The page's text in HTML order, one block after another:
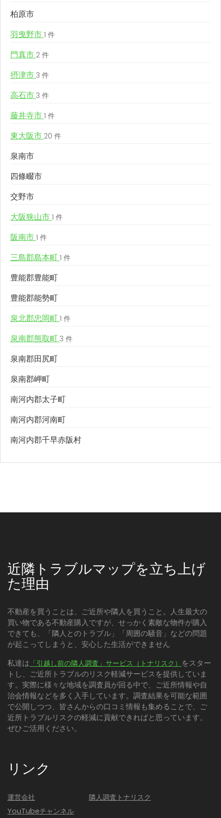
柏原市
羽曳野市 1 件
門真市 2 件
摂津市 3 件
高石市 3 件
藤井寺市 1 件
東大阪市 20 件
泉南市
四條畷市
交野市
大阪狭山市 1 件
阪南市 1 件
三島郡島本町 1 件
豊能郡豊能町
豊能郡能勢町
泉北郡忠岡町 1 件
泉南郡熊取町 3 件
泉南郡田尻町
泉南郡岬町
南河内郡太子町
南河内郡河南町
南河内郡千早赤阪村
近隣トラブルマップを立ち上げ
た理由
不動産を買うことは、ご近所や隣人を買うこと。人生最大の
買い物である不動産購入ですが、せっかく素敵な物件が購入
できても、「隣人とのトラブル」「周囲の騒音」などの問題
が起こってしまうと、安心した生活ができません
私達は 「引越し前の隣人調査」サービス（トナリスク） をスター
トし、ご近所トラブルのリスク軽減サービスを提供していま
す。実際に様々な地域を調査員が回る中で、ご近所情報や自
治会情報などを多く入手しています。調査結果を可能な範囲
で公開しつつ、皆さんからの口コミ情報も集めることで、ご
近所トラブルリスクの軽減に貢献できればと思っています。
ぜひご活用ください。
リンク
運営会社
YouTubeチャンネル
隣人調査トナリスク